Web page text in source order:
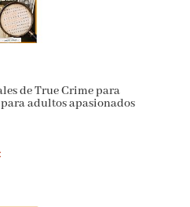
de True Crime para
adultos apasionados